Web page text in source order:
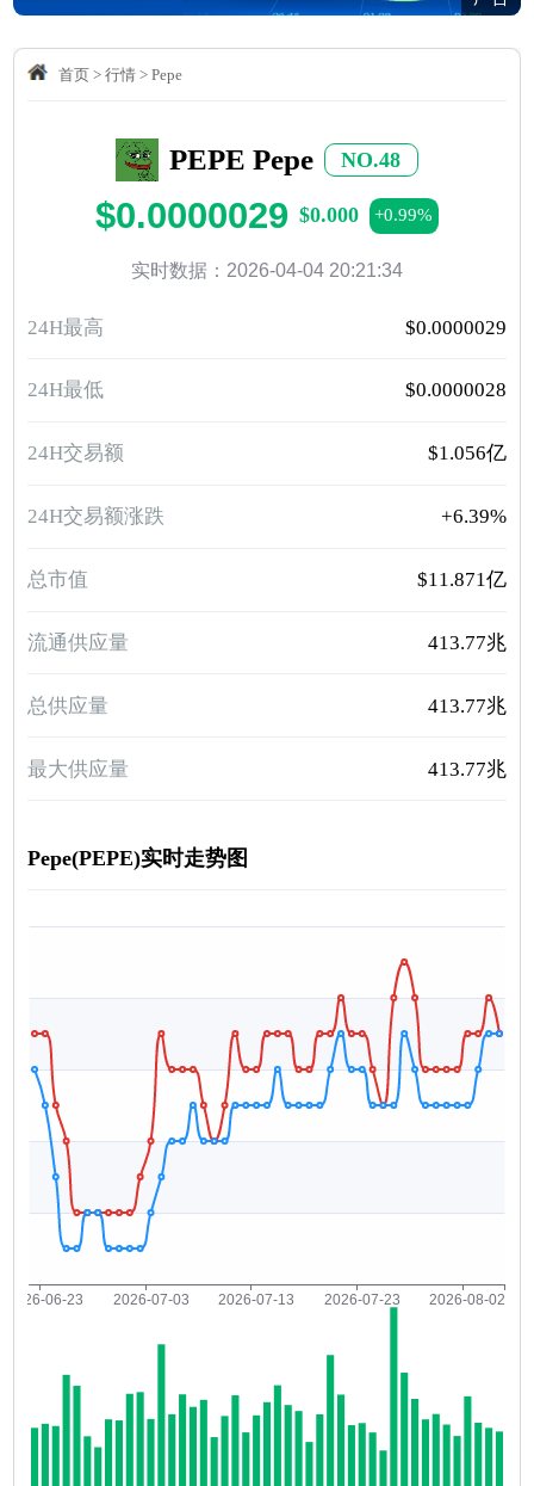
首页> 行情> Pepe
PEPE Pepe NO.48
$0.0000029 $0.000 +0.99%
实时数据：2026-04-04 20:21:34
24H最高 $0.0000029
24H最低 $0.0000028
24H交易额 $1.056亿
24H交易额涨跌 +6.39%
总市值 $11.871亿
流通供应量 413.77兆
总供应量 413.77兆
最大供应量 413.77兆
Pepe(PEPE)实时走势图